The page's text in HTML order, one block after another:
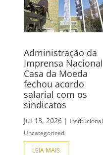
Administração da
Imprensa Nacional
Casa da Moeda
fechou acordo
salarial com os
sindicatos
Jul 13, 2026 | Institucional
Uncategorized
LEIA MAIS